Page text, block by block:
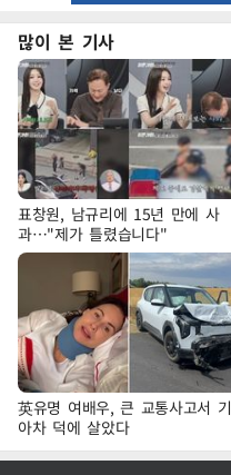
많이 본 기사
표창원, 남규리에 15년 만에 사
과…"제가 틀렸습니다"
英유명 여배우, 큰 교통사고서 기
아차 덕에 살았다